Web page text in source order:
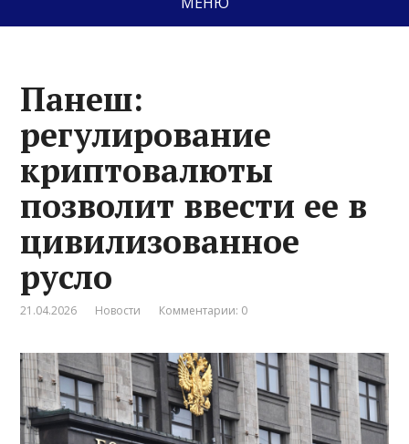
Панеш:
регулирование
криптовалюты
позволит ввести ее в
цивилизованное
русло
21.04.2026 Новости Комментарии: 0